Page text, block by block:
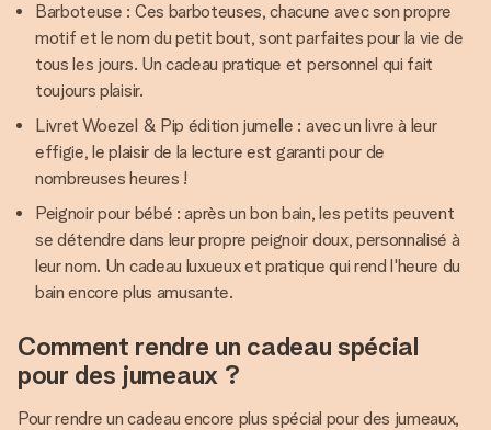
Barboteuse : Ces barboteuses, chacune avec son propre
motif et le nom du petit bout, sont parfaites pour la vie de
tous les jours. Un cadeau pratique et personnel qui fait
toujours plaisir.
Livret Woezel & Pip édition jumelle : avec un livre à leur
effigie, le plaisir de la lecture est garanti pour de
nombreuses heures !
Peignoir pour bébé : après un bon bain, les petits peuvent
se détendre dans leur propre peignoir doux, personnalisé à
leur nom. Un cadeau luxueux et pratique qui rend l'heure du
bain encore plus amusante.
Comment rendre un cadeau spécial
pour des jumeaux ?
Pour rendre un cadeau encore plus spécial pour des jumeaux,